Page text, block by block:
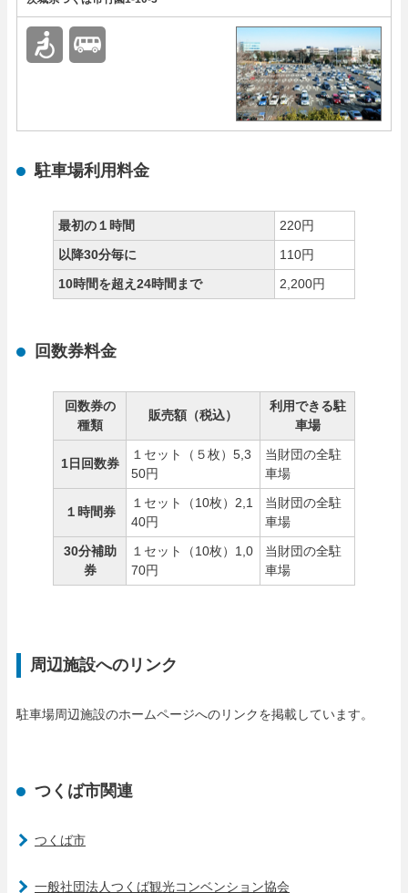
駐車場利用料金
最初の１時間
220円
以降30分毎に
110円
10時間を超え24時間まで
2,200円
回数券料金
回数券の
種類
販売額（税込）
利用できる駐
車場
1日回数券
１セット（５枚）5,3
50円
当財団の全駐
車場
１時間券
１セット（10枚）2,1
40円
当財団の全駐
車場
30分補助
券
１セット（10枚）1,0
70円
当財団の全駐
車場
周辺施設へのリンク
駐車場周辺施設のホームページへのリンクを掲載しています。
つくば市関連
つくば市
一般社団法人つくば観光コンベンション協会